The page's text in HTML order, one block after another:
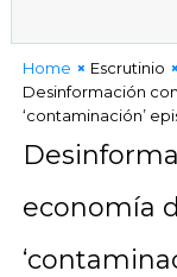
Home
Escrutinio
Desinformación
‘contaminación’
economía